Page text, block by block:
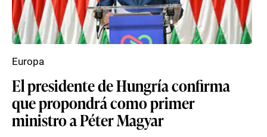
El presidente de Hungría confirma
que propondrá como primer
ministro a Péter Magyar
Europa